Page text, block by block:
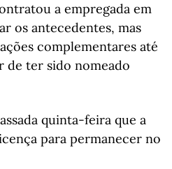
a empregada em
os antecedentes, mas
complementares até
de ter sido nomeado
quinta-feira que a
para permanecer no